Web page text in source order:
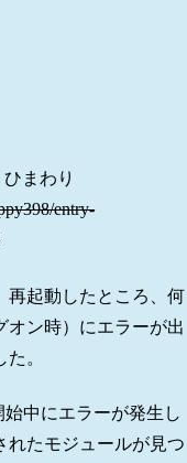
まわり
entry-
再起動したところ、何
オン時）にエラーが出
。
始中にエラーが発生し
たモジュールが見つ